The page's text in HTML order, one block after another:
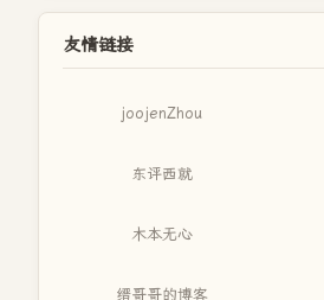
友情链接
joojenZhou
东评西就
木本无心
缙哥哥的博客